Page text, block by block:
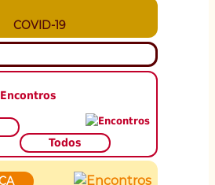
COVID-19
Todos